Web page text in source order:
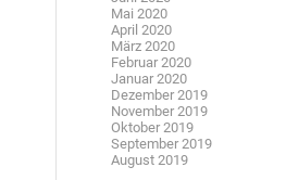
Mai 2020
April 2020
März 2020
Februar 2020
Januar 2020
Dezember 2019
November 2019
Oktober 2019
September 2019
August 2019